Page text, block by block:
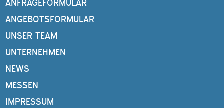
ANFRAGEFORMULAR
ANGEBOTSFORMULAR
UNSER TEAM
UNTERNEHMEN
NEWS
MESSEN
IMPRESSUM